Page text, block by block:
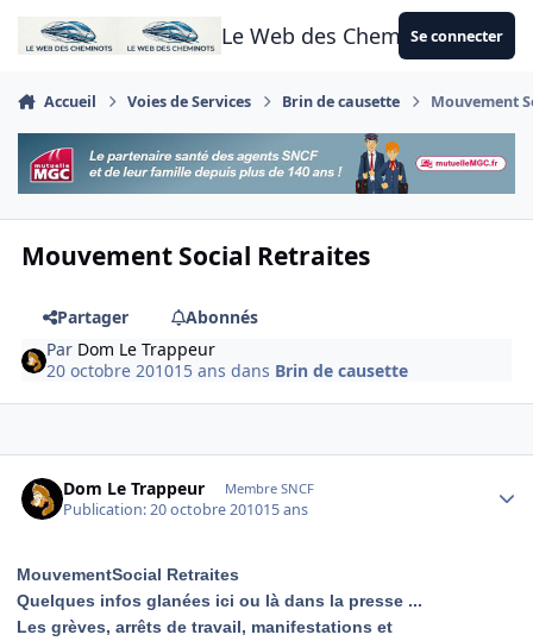
Aller au contenu
Le Web des CheminotsSe connecter
Accueil Voies de Services Brin de causette Mouvement
Mouvement Social Retraites
Partager
Abonnés
Par Dom Le Trappeur
20 octobre 201015 ans dans Brin de causette
Dom Le Trappeur Membre SNCF
Publication:20 octobre 201015 ans
MouvementSocial Retraites
Quelques infos glanées ici ou là dans la presse ...
Les grèves, arrêts de travail, manifestations et